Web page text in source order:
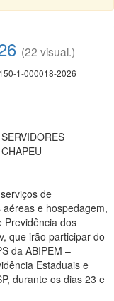
(22 visual.)
1-000018-2026
de
e hospedagem,
Previdência dos
que irão participar do
da ABIPEM –
Estaduais e
durante os dias 23 e